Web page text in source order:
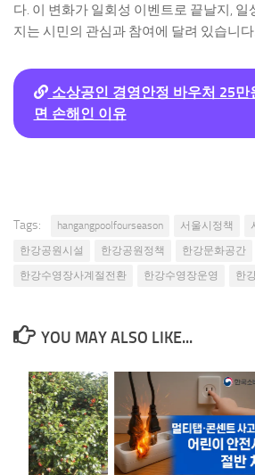
다. 이 변화가 일회성 이벤트로 끝날지, 일
지는 시민의 관심과 참여에 달려 있습니다.
소상공인 경영안정 바우처 25만
면 손해인 이유
Tags: hangangpoolfourseason 서울시정책
한강공원시설
한강공원정책 한강문화공간
한강수영장사계절전환
한강수영장운영 한
YOU MAY ALSO LIKE...